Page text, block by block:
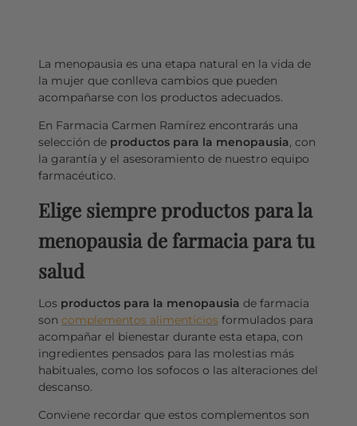
La menopausia es una etapa natural en la vida de
la mujer que conlleva cambios que pueden
acompañarse con los productos adecuados.
En Farmacia Carmen Ramírez encontrarás una
selección de productos para la menopausia, con
la garantía y el asesoramiento de nuestro equipo
farmacéutico.
Elige siempre productos para la
menopausia de farmacia para tu
salud
Los productos para la menopausia de farmacia
son complementos alimenticiosformulados para
acompañar el bienestar durante esta etapa, con
ingredientes pensados para las molestias más
habituales, como los sofocos o las alteraciones del
descanso.
Conviene recordar que estos complementos son